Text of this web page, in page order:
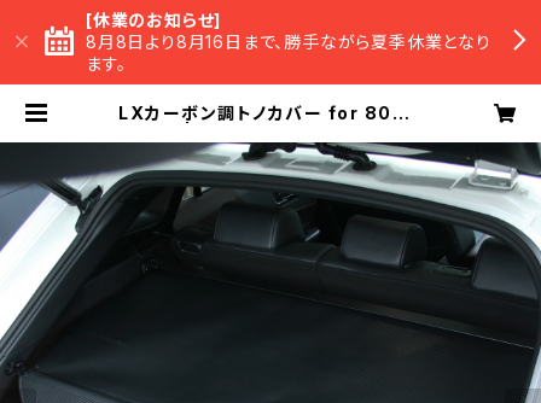
[休業のお知らせ]
8月8日より8月16日まで、勝手ながら夏季休業となり
ます。
LXカーボン調トノカバー for 80HA
E Shop